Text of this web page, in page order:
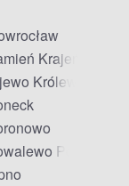
Krajeński
Królewskie
Pomorskie